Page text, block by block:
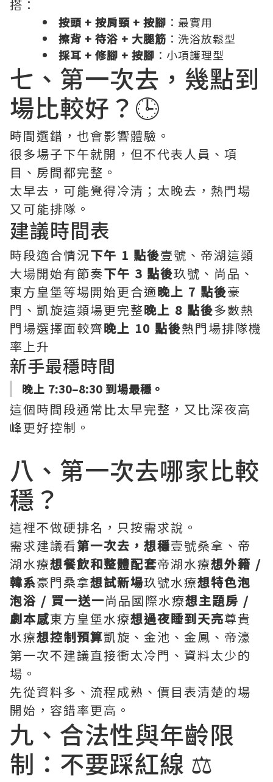
搭：
按頭 + 按肩頸 + 按腳 ：最實用
擦背 + 待浴 + 大腿筋 ：洗浴放鬆型
採耳 + 修腳 + 按腳 ：小項護理型
七、第一次去，幾點到
場比較好？🕒
時間選錯，也會影響體驗。
很多場子下午就開，但不代表人員、項
目、房間都完整。
太早去，可能覺得冷清；太晚去，熱門場
又可能排隊。
建議時間表
時段適合情況下午 1 點後壹號、帝湖這類
大場開始有節奏下午 3 點後玖號、尚品、
東方皇堡等場開始更合適晚上 7 點後豪
門、凱旋這類場更完整晚上 8 點後多數熱
門場選擇面較齊晚上 10 點後熱門場排隊機
率上升
新手最穩時間
晚上 7:30–8:30 到場最穩。
這個時間段通常比太早完整，又比深夜高
峰更好控制。
八、第一次去哪家比較
穩？
這裡不做硬排名，只按需求說。
需求建議看第一次去，想穩壹號桑拿、帝
湖水療想餐飲和整體配套帝湖水療想外籍 /
韓系豪門桑拿想試新場玖號水療想特色泡
泡浴 / 買一送一尚品國際水療想主題房 /
劇本感東方皇堡水療想過夜睡到天亮尊貴
水療想控制預算凱旋、金池、金鳳、帝濠
第一次不建議直接衝太冷門、資料太少的
場。
先從資料多、流程成熟、價目表清楚的場
開始，容錯率更高。
九、合法性與年齡限
制：不要踩紅線 ⚖️